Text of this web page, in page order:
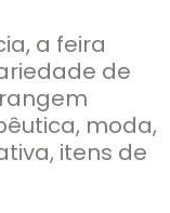
a feira
de
moda,
itens de